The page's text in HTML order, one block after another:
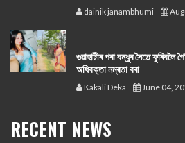
dainik janambhumi
গুৱাহাটীৰ পৰা বন্ধুৰ সৈতে
অধিবক্তা নম্ৰতা বৰা
Kakali Deka June 04,
RECENT NEWS